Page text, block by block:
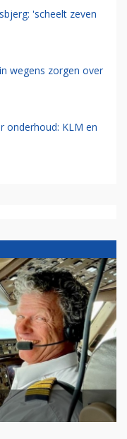
'scheelt zeven
wegens zorgen over
onderhoud: KLM en